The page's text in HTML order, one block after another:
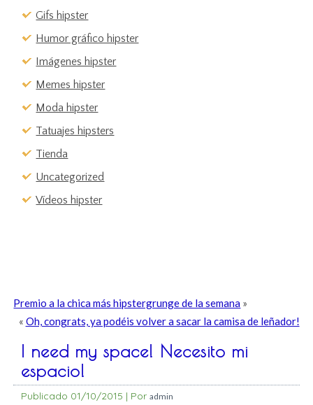
Gifs hipster
Humor gráfico hipster
Imágenes hipster
Memes hipster
Moda hipster
Tatuajes hipsters
Tienda
Uncategorized
Vídeos hipster
Premio a la chica más hipstergrunge de la semana »
« Oh, congrats, ya podéis volver a sacar la camisa de leñador!
I need my space! Necesito mi
espacio!
Publicado 01/10/2015 | Por admin